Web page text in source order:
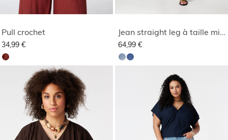
Pull crochet
34,99 € 64,99 €